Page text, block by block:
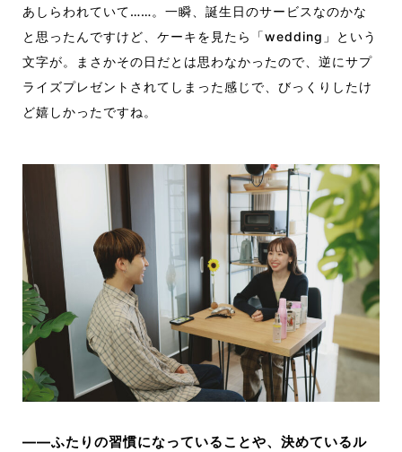
あしらわれていて……。一瞬、誕生日のサービスなのかな
と思ったんですけど、ケーキを見たら「wedding」という
文字が。まさかその日だとは思わなかったので、逆にサプ
ライズプレゼントされてしまった感じで、びっくりしたけ
ど嬉しかったですね。
――ふたりの習慣になっていることや、決めているル